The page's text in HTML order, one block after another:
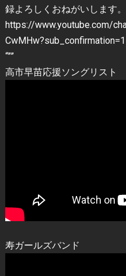
録よろしくおねがいします。
https://www.youtube.com/
CwMHw?sub_confirmation=1
“””
高市早苗応援ソングリスト
寿ガールズバンド